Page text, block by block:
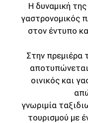
H δυναμική
γαστρονομικός
στον έντυπο
Στην πρεμιέρα
αποτυπώνεται
οινικός και
γνωριμία
τουρισμού με